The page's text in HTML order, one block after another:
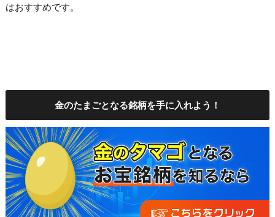
はおすすめです。
金のたまごとなる銘柄を手に入れよう！